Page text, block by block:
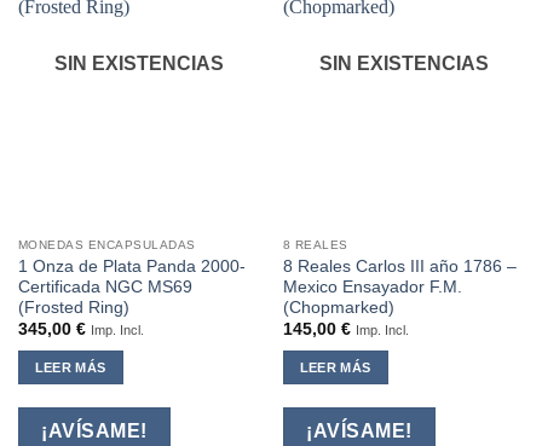
SIN EXISTENCIAS
MONEDAS ENCAPSULADAS
1 Onza de Plata Panda 2000-
Certificada NGC MS69
(Frosted Ring)
345,00 € Imp. Incl.
LEER MÁS
¡AVÍSAME!
SIN EXISTENCIAS
8 REALES
8 Reales Carlos III año 1786 –
Mexico Ensayador F.M.
(Chopmarked)
145,00 € Imp. Incl.
LEER MÁS
¡AVÍSAME!